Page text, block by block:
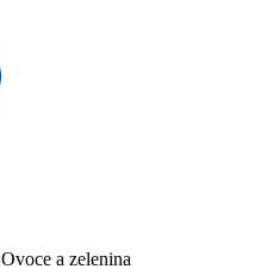
Ovoce a zelenina